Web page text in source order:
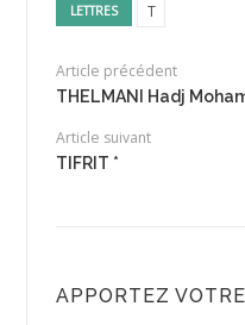
LETTRES T
Article précédent
THELMANI Hadj
Article suivant
TIFRIT *
APPORTEZ